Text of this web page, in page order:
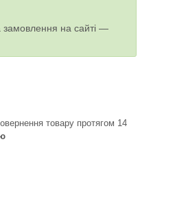
замовлення на сайті —
товару протягом 14